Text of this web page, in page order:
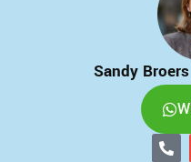
Sandy